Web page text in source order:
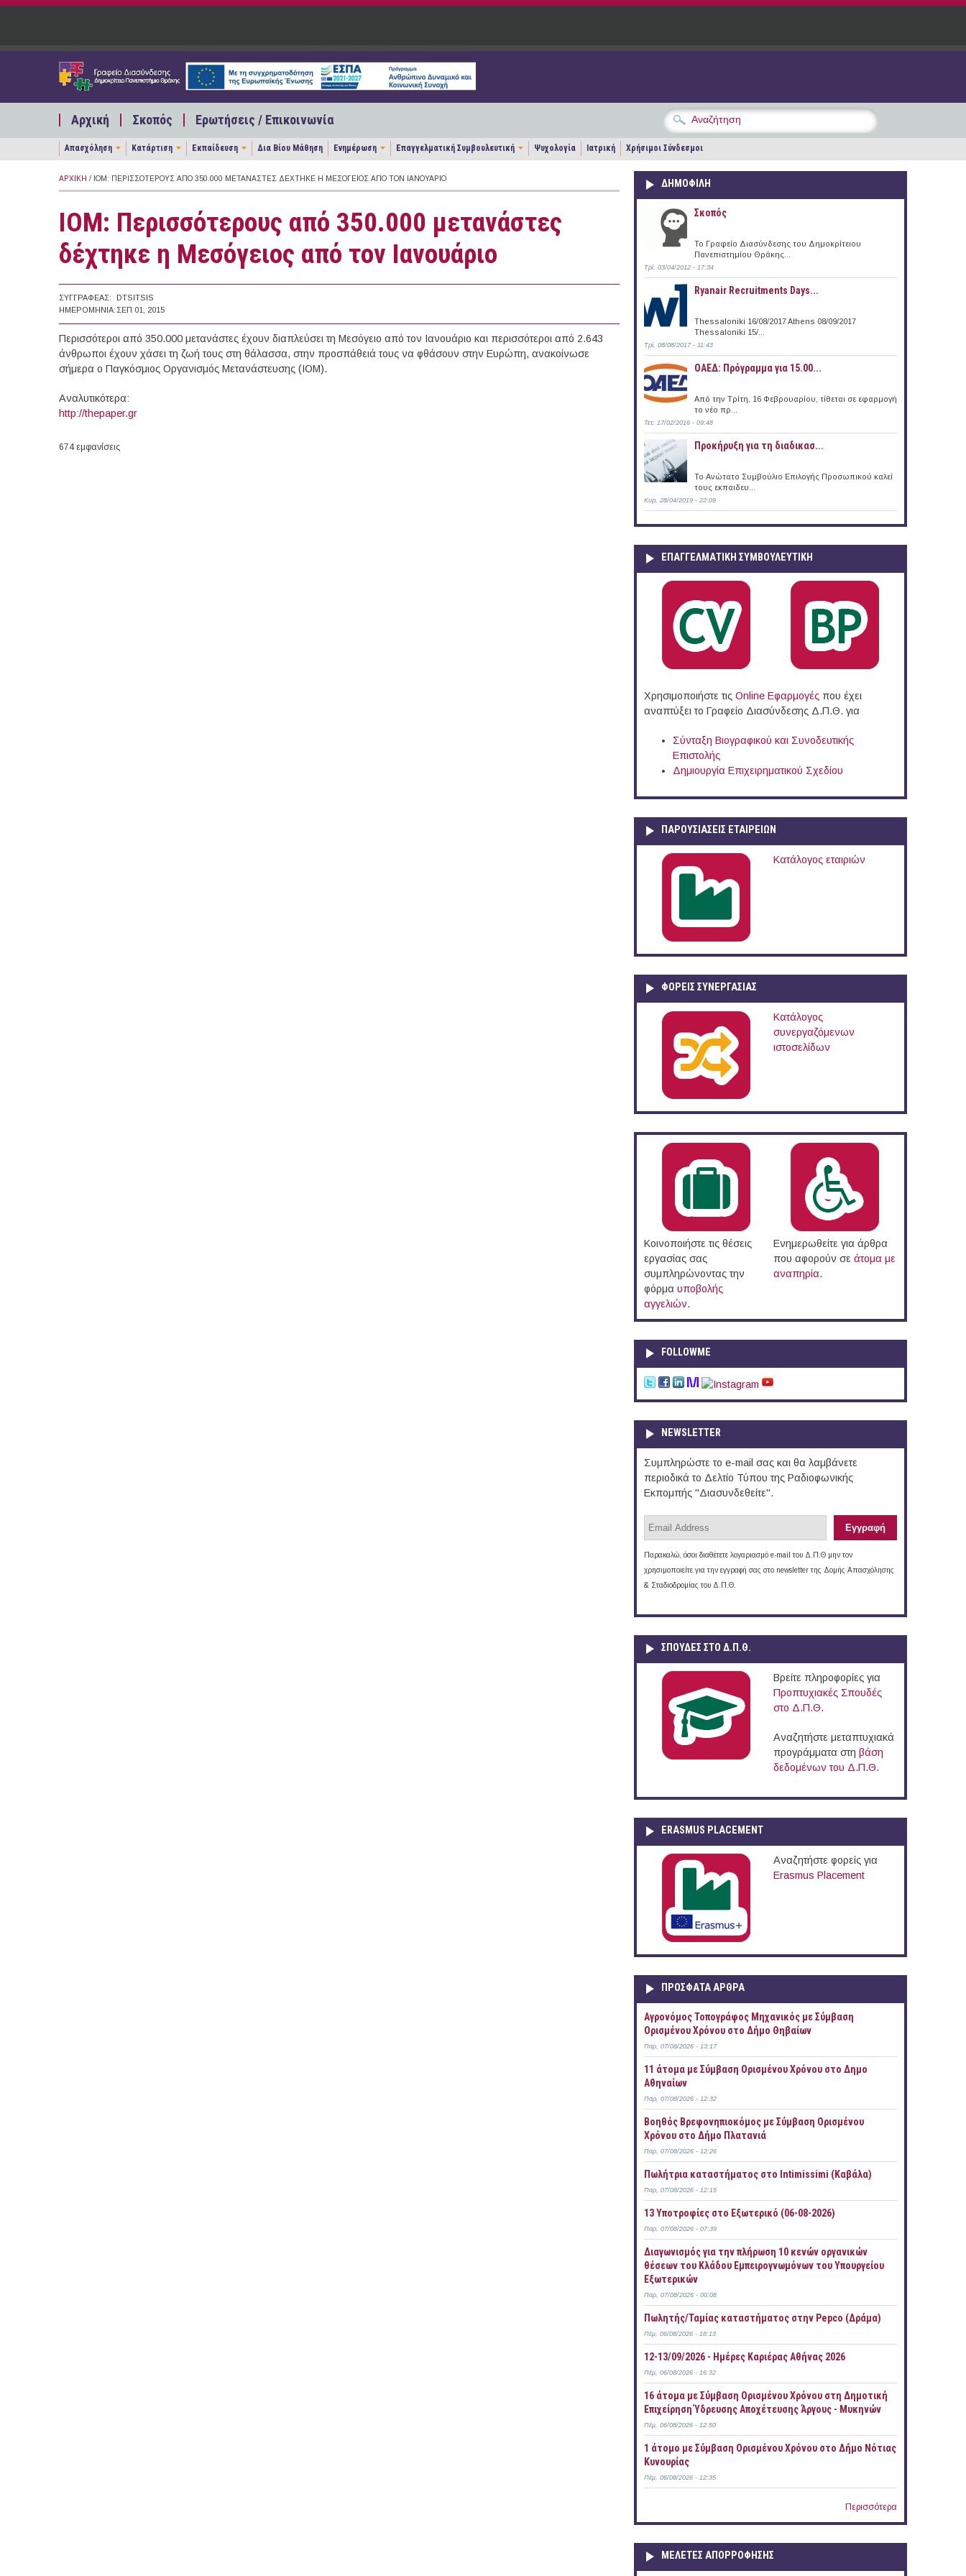
Παράκαμψη προς το κυρίως περιεχόμενο
Αρχική Σκοπός Ερωτήσεις / Επικοινωνία
Απασχόληση Κατάρτιση Εκπαίδευση Δια Βίου Μάθηση Ενημέρωση Επαγγελματική Συμβουλευτική Ψυχολογία Ιατρική Χρήσιμοι Σύνδεσμοι
ΑΡΧΙΚΉ / IOM: ΠΕΡΙΣΣΌΤΕΡΟΥΣ ΑΠΌ 350.000 ΜΕΤΑΝΆΣΤΕΣ ΔΈΧΤΗΚΕ Η ΜΕΣΌΓΕΙΟΣ ΑΠΌ ΤΟΝ ΙΑΝΟΥΆΡΙΟ
IOM: Περισσότερους από 350.000 μετανάστες
δέχτηκε η Μεσόγειος από τον Ιανουάριο
ΣΥΓΓΡΑΦΈΑΣ:
DTSITSIS
ΗΜΕΡΟΜΗΝΊΑ: ΣΕΠ 01, 2015
Περισσότεροι από 350.000 μετανάστες έχουν διαπλεύσει τη Μεσόγειο από τον Ιανουάριο και περισσότεροι από 2.643
άνθρωποι έχουν χάσει τη ζωή τους στη θάλασσα, στην προσπάθειά τους να φθάσουν στην Ευρώπη, ανακοίνωσε
σήμερα ο Παγκόσμιος Οργανισμός Μετανάστευσης (IOM).
Αναλυτικότερα:
http://thepaper.gr
674 εμφανίσεις
ΔΗΜΟΦΙΛΗ
Σκοπός
Το Γραφείο Διασύνδεσης του Δημοκρίτειου
Πανεπιστημίου Θράκης...
Τρί, 03/04/2012 - 17:34
Ryanair Recruitments Days...
Thessaloniki 16/08/2017 Athens 08/09/2017
Thessaloniki 15/...
Τρί, 08/08/2017 - 11:43
ΟΑΕΔ: Πρόγραμμα για 15.00...
Από την Τρίτη, 16 Φεβρουαρίου, τίθεται σε εφαρμογή
το νέο πρ...
Τετ, 17/02/2016 - 09:48
Προκήρυξη για τη διαδικασ...
Το Ανώτατο Συμβούλιο Επιλογής Προσωπικού καλεί
τους εκπαιδευ...
Κυρ, 28/04/2019 - 22:09
ΕΠΑΓΓΕΛΜΑΤΙΚΉ ΣΥΜΒΟΥΛΕΥΤΙΚΉ
Χρησιμοποιήστε τις Online Eφαρμογές που έχει
αναπτύξει το Γραφείο Διασύνδεσης Δ.Π.Θ. για
Σύνταξη Βιογραφικού και Συνοδευτικής
Επιστολής
Δημιουργία Επιχειρηματικού Σχεδίου
ΠΑΡΟΥΣΙΆΣΕΙΣ ΕΤΑΙΡΕΙΏΝ
Κατάλογος εταιριών
ΦΟΡΕΙΣ ΣΥΝΕΡΓΑΣΙΑΣ
Κατάλογος
συνεργαζόμενων
ιστοσελίδων
Κοινοποιήστε τις θέσεις
εργασίας σας
συμπληρώνοντας την
φόρμα υποβολής
αγγελιών.
Ενημερωθείτε για άρθρα
που αφορούν σε άτομα με
αναπηρία.
FOLLOWME
NEWSLETTER
Συμπληρώστε το e-mail σας και θα λαμβάνετε
περιοδικά το Δελτίο Τύπου της Ραδιοφωνικής
Εκπομπής "Διασυνδεθείτε".
Παρακαλώ, όσοι διαθέτετε λογαριασμό e-mail του Δ.Π.Θ μην τον
χρησιμοποιείτε για την εγγραφή σας στο newsletter της Δομής Απασχόλησης
& Σταδιοδρομίας του Δ.Π.Θ.
ΣΠΟΥΔΈΣ ΣΤΟ Δ.Π.Θ.
Βρείτε πληροφορίες για
Προπτυχιακές Σπουδές
στο Δ.Π.Θ.
Αναζητήστε μεταπτυχιακά
προγράμματα στη βάση
δεδομένων του Δ.Π.Θ.
ERASMUS PLACEMENT
Αναζητήστε φορείς για
Erasmus Placement
ΠΡOΣΦΑΤΑ AΡΘΡΑ
Αγρονόμος Τοπογράφος Μηχανικός με Σύμβαση
Ορισμένου Χρόνου στο Δήμο Θηβαίων
Παρ, 07/08/2026 - 13:17
11 άτομα με Σύμβαση Ορισμένου Χρόνου στο Δημο
Αθηναίων
Παρ, 07/08/2026 - 12:32
Βοηθός Βρεφονηπιοκόμος με Σύμβαση Ορισμένου
Χρόνου στο Δήμο Πλατανιά
Παρ, 07/08/2026 - 12:26
Πωλήτρια καταστήματος στο Intimissimi (Καβάλα)
Παρ, 07/08/2026 - 12:15
13 Υποτροφίες στο Εξωτερικό (06-08-2026)
Παρ, 07/08/2026 - 07:39
Διαγωνισμός για την πλήρωση 10 κενών οργανικών
θέσεων του Κλάδου Εμπειρογνωμόνων του Υπουργείου
Εξωτερικών
Παρ, 07/08/2026 - 00:08
Πωλητής/Ταμίας καταστήματος στην Pepco (Δράμα)
Πέμ, 06/08/2026 - 18:13
12-13/09/2026 - Ημέρες Καριέρας Αθήνας 2026
Πέμ, 06/08/2026 - 16:32
16 άτομα με Σύμβαση Ορισμένου Χρόνου στη Δημοτική
Επιχείρηση Ύδρευσης Αποχέτευσης Άργους - Μυκηνών
Πέμ, 06/08/2026 - 12:50
1 άτομο με Σύμβαση Ορισμένου Χρόνου στο Δήμο Νότιας
Κυνουρίας
Πέμ, 06/08/2026 - 12:35
Περισσότερα
ΜΕΛΕΤΕΣ ΑΠΟΡΡΟΦΗΣΗΣ